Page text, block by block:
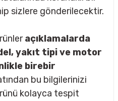
sizlere gönderilecektir.
açıklamalarda
yakıt tipi ve motor
birebir
bu bilgilerinizi
kolayca tespit